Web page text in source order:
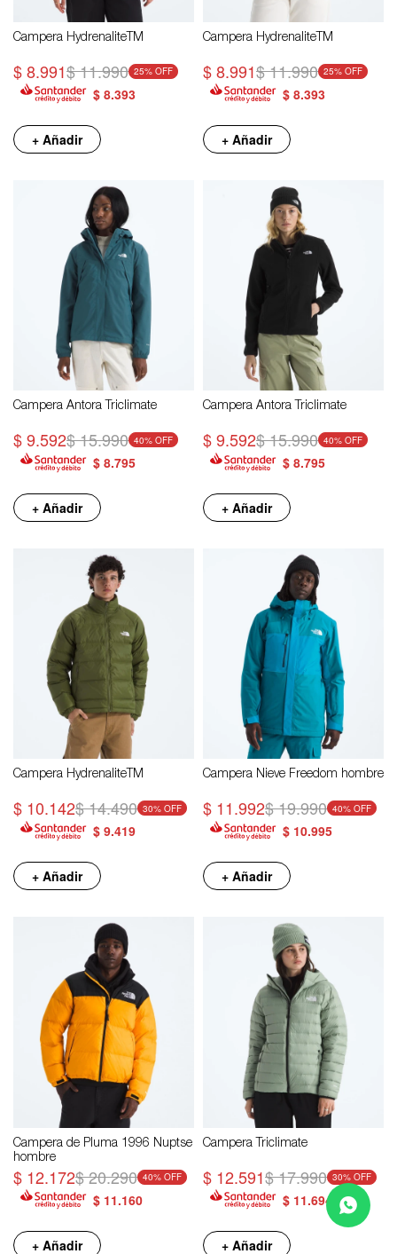
Campera HydrenaliteTM
$8.991$11.990 25
$ 8.393
+ Añadir
Campera HydrenaliteTM
$8.991$11.990 25
$ 8.393
+ Añadir
Campera Antora Triclimate
$9.592$15.990 40
$ 8.795
+ Añadir
Campera Antora Triclimate
$9.592$15.990 40
$ 8.795
+ Añadir
Campera HydrenaliteTM
$ 10.142$14.490 30
$ 9.419
+ Añadir
Campera Nieve Freedom hombre
$ 11.992$19.990 40
$ 10.995
+ Añadir
Campera de Pluma 1996 Nuptse
hombre
$ 12.172$20.290 40
$ 11.160
+ Añadir
Campera Triclimate
$ 12.591$17.990 30
$ 11.694
+ Añadir